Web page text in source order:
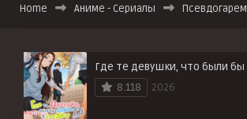
Home Аниме - Сериалы Псевдогарем
8.118
2026